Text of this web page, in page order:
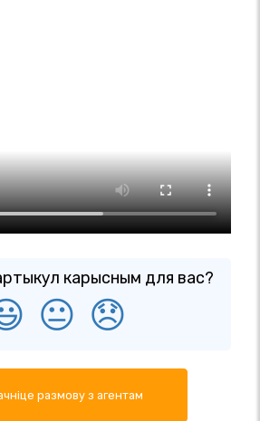
карысным для вас?
😐 😞
размову з агентам